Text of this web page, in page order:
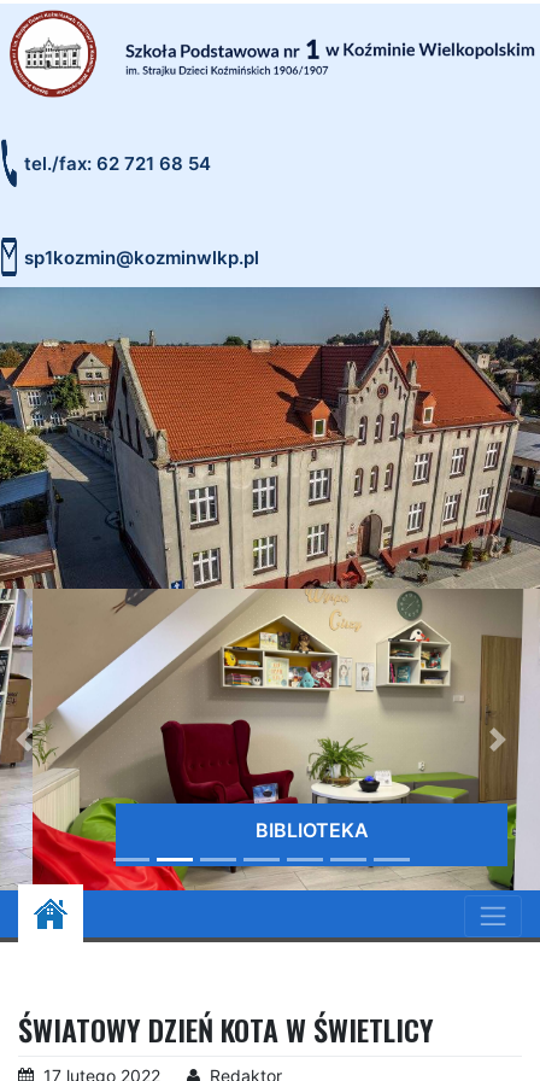
tel./fax: 62 721 68 54
sp1kozmin@kozminwlkp.pl
BIBLIOTEKA
ŚWIATOWY DZIEŃ KOTA W ŚWIETLICY
17 lutego 2022 Redaktor